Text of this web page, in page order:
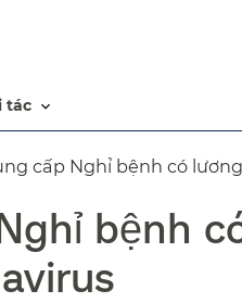
tác​​
cấp Nghỉ bệnh có
bệnh